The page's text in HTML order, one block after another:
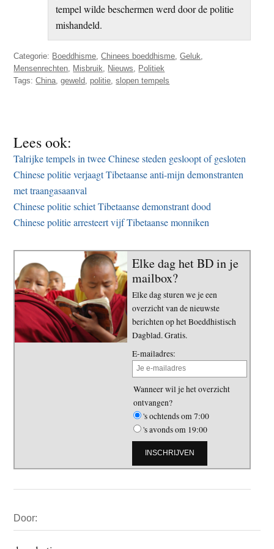
tempel wilde beschermen werd door de politie
mishandeld.
Categorie: Boeddhisme ,Chinees boeddhisme ,Geluk
Mensenrechten
Misbruik Nieuws
Politiek
Tags:China ,geweld politie ,slopen tempels
Lees ook:
Talrijke tempels in twee Chinese steden gesloopt of gesloten
Chinese politie verjaagt Tibetaanse anti-mijn demonstranten
met traangasaanval
Chinese politie schiet Tibetaanse demonstrant dood
Chinese politie arresteert vijf Tibetaanse monniken
Elke dag het BD in je
mailbox?
Elke dag sturen we je een
overzicht van de nieuwste
berichten op het Boeddhistisch
Dagblad. Gratis.
E-mailadres:
Wanneer wil je het overzicht
ontvangen?
's ochtends om 7:00
's avonds om 19:00
Sidebar
Door: